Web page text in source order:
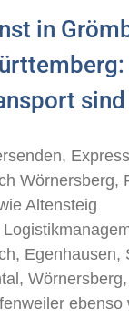
in
Wörnersberg,
Altensteig
Egenhausen,
ebenso